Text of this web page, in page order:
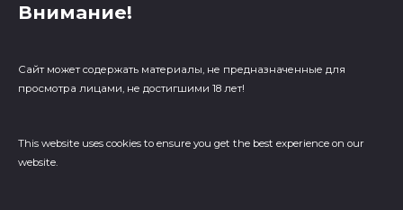
Внимание!
Сайт может содержать материалы, не предназначенные для
просмотра лицами, не достигшими 18 лет!
This website uses cookies to ensure you get the best experience on our
website.